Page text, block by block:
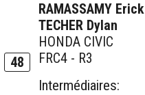
48
RAMASSAMY Erick
TECHER Dylan
HONDA CIVIC
FRC4 - R3
Intermédiaires: